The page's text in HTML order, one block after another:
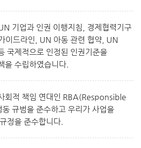
기업과 인권 이행지침, 경제협력기구
이드라인, UN 아동 관련 협약, UN
국제적으로 인정된 인권기준을
을 수립하였습니다.
회적 책임 연대인 RBA(Responsible
규범을 준수하고 우리가 사업을
정을 준수합니다.